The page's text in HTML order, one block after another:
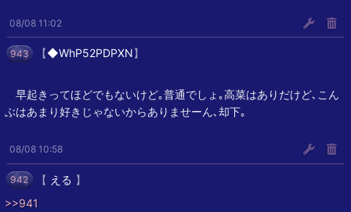
08/08 11:02
943 【◆WhP52PDPXN】
早起きってほどでもないけど｡普通でしょ｡高菜はありだけど､こん
ぶはあまり好きじゃないからありませーん､却下｡
08/08 10:58
942 【 える 】
>>941